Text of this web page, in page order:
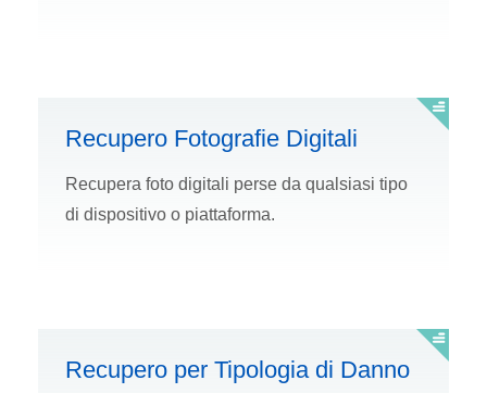
Recupero Fotografie Digitali
Recupera foto digitali perse da qualsiasi tipo
di dispositivo o piattaforma.
Recupero per Tipologia di Danno